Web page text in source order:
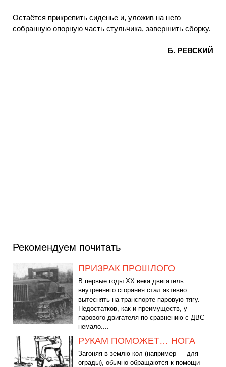
Остаётся прикрепить сиденье и, уложив на него
собранную опорную часть стульчика, завершить сборку.
Б. РЕВСКИЙ
Рекомендуем почитать
ПРИЗРАК ПРОШЛОГО
В первые годы XX века двигатель
внутреннего сгорания стал активно
вытеснять на транспорте паровую тягу.
Недостатков, как и преимуществ, у
парового двигателя по сравнению с ДВС
немало....
РУКАМ ПОМОЖЕТ… НОГА
Загоняя в землю кол (например — для
ограды), обычно обращаются к помощи